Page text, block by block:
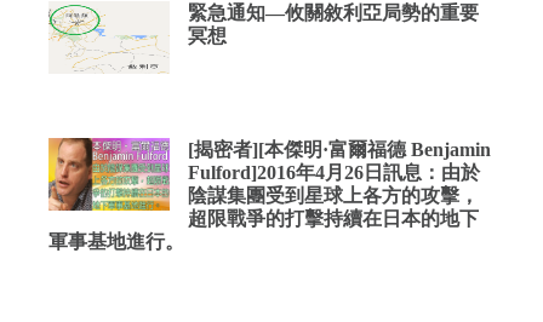
緊急通知—攸關敘利亞局勢的重要
冥想
[揭密者][本傑明·富爾福德 Benjamin
Fulford]2016年4月26日訊息：由於
陰謀集團受到星球上各方的攻擊，
超限戰爭的打擊持續在日本的地下
軍事基地進行。